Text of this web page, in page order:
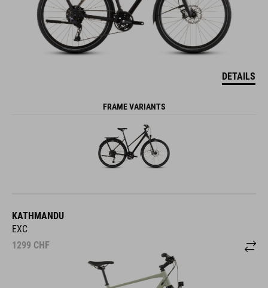
DETAILS
FRAME VARIANTS
KATHMANDU
EXC
1299 CHF